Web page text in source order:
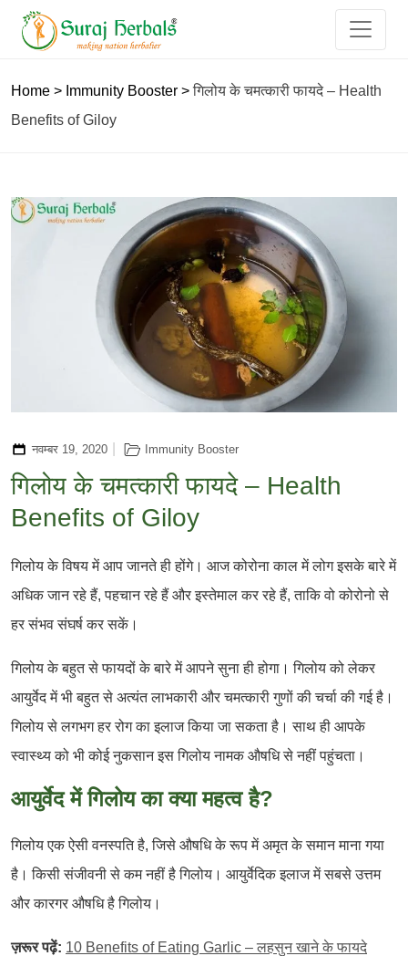
Home > Immunity Booster >गिलोय के चमत्कारी फायदे – Health
Benefits of Giloy
नवम्बर 19, 2020 Immunity Booster
गिलोय के चमत्कारी फायदे – Health
Benefits of Giloy
गिलोय के विषय में आप जानते ही होंगे। आज कोरोना काल में लोग इसके बारे में
अधिक जान रहे हैं, पहचान रहे हैं और इस्तेमाल कर रहे हैं, ताकि वो कोरोनो से
हर संभव संघर्ष कर सकें।
गिलोय के बहुत से फायदों के बारे में आपने सुना ही होगा। गिलोय को लेकर
आयुर्वेद में भी बहुत से अत्यंत लाभकारी और चमत्कारी गुणों की चर्चा की गई है।
गिलोय से लगभग हर रोग का इलाज किया जा सकता है। साथ ही आपके
स्वास्थ्य को भी कोई नुकसान इस गिलोय नामक औषधि से नहीं पहुंचता।
आयुर्वेद में गिलोय का क्या महत्व है?
गिलोय एक ऐसी वनस्पति है, जिसे औषधि के रूप में अमृत के समान माना गया
है। किसी संजीवनी से कम नहीं है गिलोय। आयुर्वेदिक इलाज में सबसे उत्तम
और कारगर औषधि है गिलोय।
ज़रूर पढ़ें: 10 Benefits of Eating Garlic – लहसुन खाने के फायदे